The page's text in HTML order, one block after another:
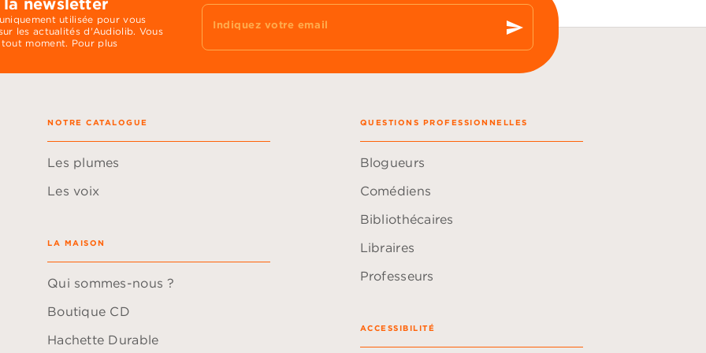
utilisée pour vous
les actualités d'Audiolib. Vous
moment. Pour plus
Indiquez votre email send
NOTRE CATALOGUE
Les plumes
Les voix
LA MAISON
Qui sommes-nous ?
Boutique CD
Hachette Durable
QUESTIONS PROFESSIONNELLES
Blogueurs
Comédiens
Bibliothécaires
Libraires
Professeurs
ACCESSIBILITÉ